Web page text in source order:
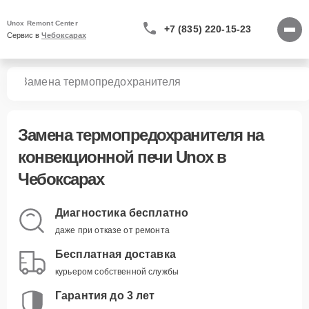
Unox Remont Center
Сервис в Чебоксарах
+7 (835) 220-15-23
Замена термопредохранителя
Замена термопредохранителяна
конвекционной печи Unox в
Чебоксарах
Диагностика бесплатно
даже при отказе от ремонта
Бесплатная доставка
курьером собственной службы
Гарантия до 3 лет